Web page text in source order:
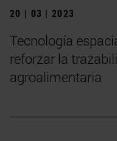
20 | 03 | 2023
Tecnología
reforzar la
agroalimentaria